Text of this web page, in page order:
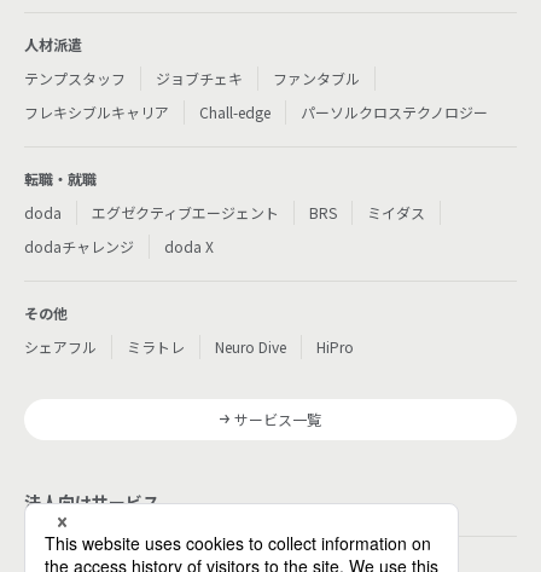
人材派遣
テンプスタッフ
ジョブチェキ
ファンタブル
フレキシブルキャリア
Chall-edge パーソルクロステクノロジー
転職・就職
doda
エグゼクティブエージェント BRS
ミイダス
dodaチャレンジ
doda X
その他
シェアフル
ミラトレ Neuro Dive HiPro
サービス一覧
法人向けサービス
その他